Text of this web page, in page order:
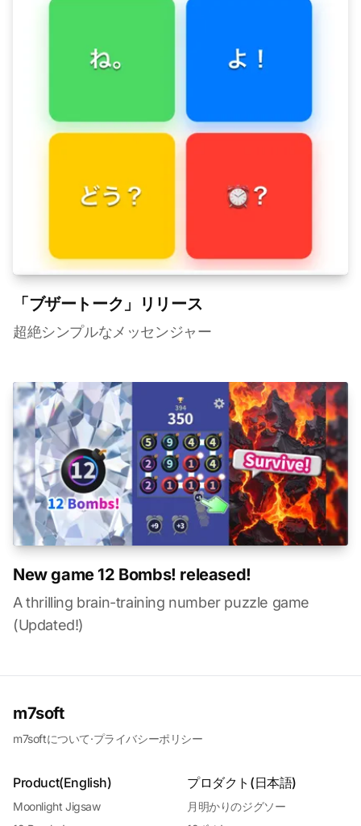
「ブザートーク」リリース
超絶シンプルなメッセンジャー
New game 12 Bombs! released!
A thrilling brain-training number puzzle game
(Updated!)
m7soft
m7softについて·プライバシーポリシー
Product(English)
Moonlight Jigsaw
プロダクト(日本語)
月明かりのジグソー